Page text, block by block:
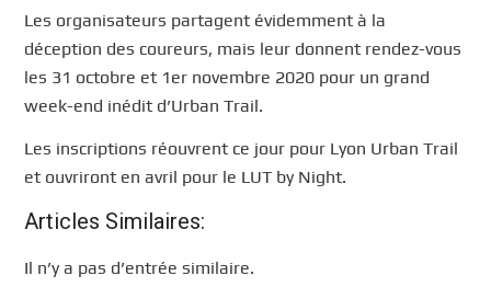
Les organisateurs partagent évidemment à la
déception des coureurs, mais leur donnent rendez-vous
les 31 octobre et 1er novembre 2020 pour un grand
week-end inédit d’Urban Trail.
Les inscriptions réouvrent ce jour pour Lyon Urban Trail
et ouvriront en avril pour le LUT by Night.
Articles Similaires:
Il n’y a pas d’entrée similaire.